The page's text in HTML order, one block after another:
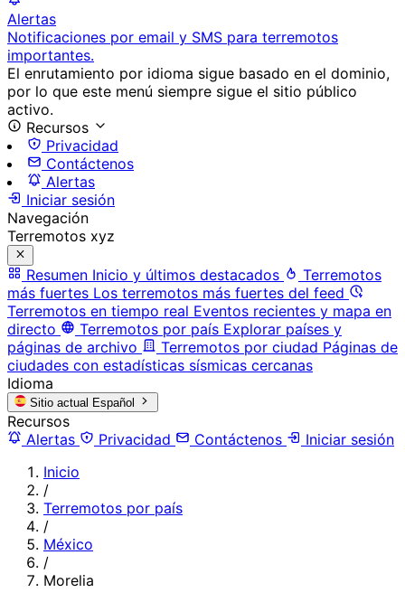
Alertas
Notificaciones por email y SMS para terremotos
importantes.
El enrutamiento por idioma sigue basado en el dominio,
por lo que este menú siempre sigue el sitio público
activo.
Recursos
Privacidad
Contáctenos
Alertas
Iniciar sesión
Navegación
Terremotos xyz
Resumen Inicio y últimos destacados
Terremotos
más fuertes Los terremotos más fuertes del feed
Terremotos en tiempo real Eventos recientes y mapa en
directo
Terremotos por país Explorar países y
páginas de archivo
Terremotos por ciudad Páginas de
ciudades con estadísticas sísmicas cercanas
Idioma
Sitio actual Español
Recursos
Alertas
Privacidad Contáctenos
Iniciar sesión
Inicio
/
Terremotos por país
/
México
/
Morelia